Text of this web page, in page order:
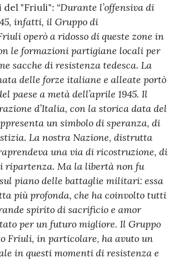
del "Friuli": “Durante l’offensiva di
infatti, il Gruppo di
operò a ridosso di queste zone in
le formazioni partigiane locali per
sacche di resistenza tedesca. La
delle forze italiane e alleate portò
paese a metà dell’aprile 1945. Il
d’Italia, con la storica data del
un simbolo di speranza, di
La nostra Nazione, distrutta
una via di ricostruzione, di
ripartenza. Ma la libertà non fu
piano delle battaglie militari: essa
più profonda, che ha coinvolto tutti
spirito di sacrificio e amor
per un futuro migliore. IlGruppo
Friuli, in particolare, ha avuto un
in questi momenti di resistenza e